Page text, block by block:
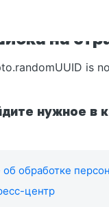
на
is
нужное в
обработке
центр